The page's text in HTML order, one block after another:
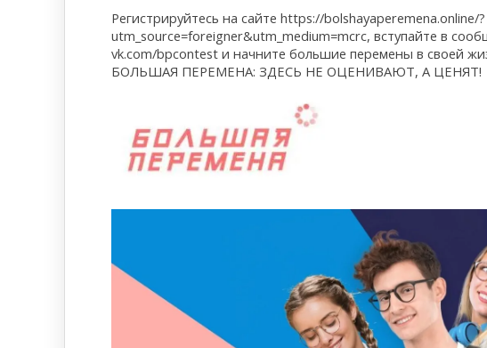
Регистрируйтесь на сайте https://bolshayaperemena.online/?
utm_source=foreigner&utm_medium=mcrc, вступайте в
vk.com/bpcontest и начните большие перемены в своей
БОЛЬШАЯ ПЕРЕМЕНА: ЗДЕСЬ НЕ ОЦЕНИВАЮТ, А ЦЕНЯТ!